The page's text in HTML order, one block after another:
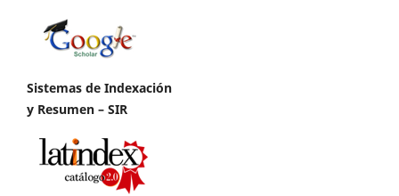
Sistemas de Indexación
y Resumen – SIR